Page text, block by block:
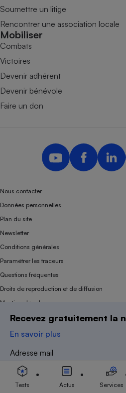
Recevez gratuitement la
En savoir plus
Adresse mail
Soumettre un litige
Rencontrer une association locale
Mobiliser
Combats
Victoires
Devenir adhérent
Devenir bénévole
Faire un don
Nous contacter
Données personnelles
Plan du site
Newsletter
Conditions générales
Paramétrer les traceurs
Questions fréquentes
Droits de reproduction et de diffusion
Mentions légales
Panel
Association indépendante de l’État, des
distributeurs depuis 1951.
Tests Actus Services